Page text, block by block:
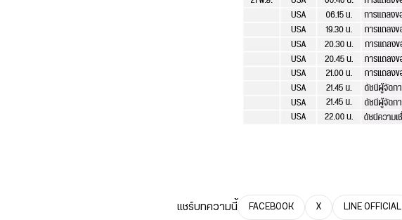
แชร์บทความนี้ FACEBOOK X LINE OFFICIAL